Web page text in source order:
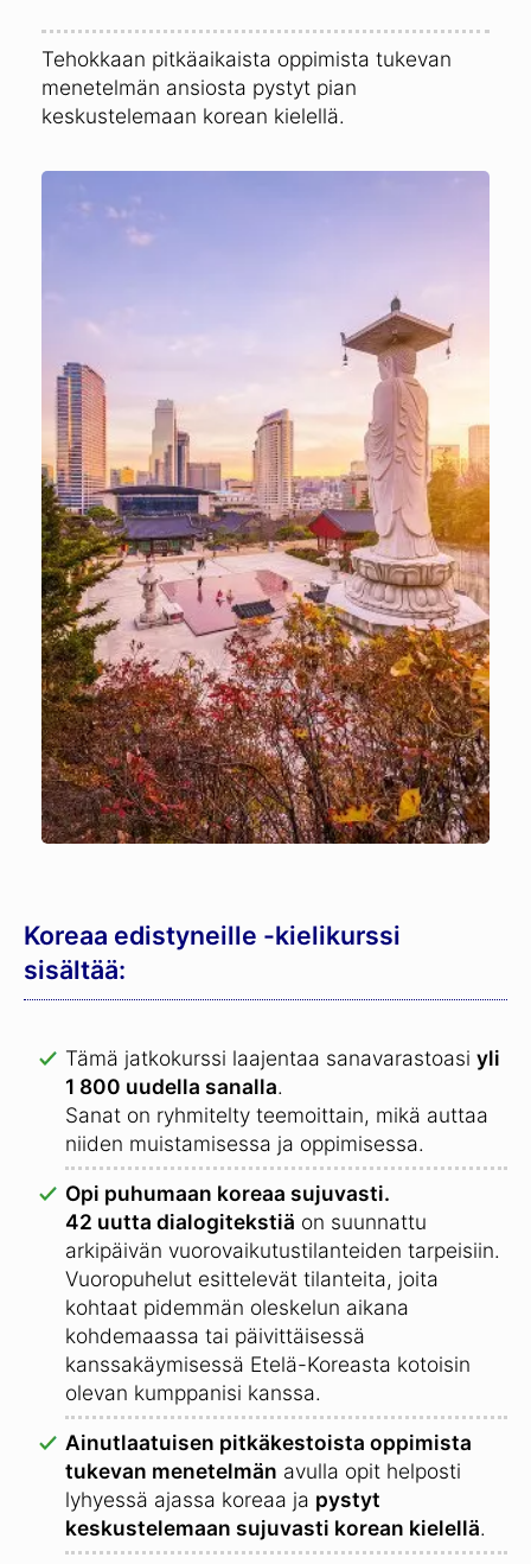
Tehokkaan pitkäaikaista oppimista tukevan
menetelmän ansiosta pystyt pian
keskustelemaan korean kielellä.
Koreaa edistyneille -kielikurssi
sisältää:
Tämä jatkokurssi laajentaa sanavarastoasi yli
1 800 uudella sanalla.
Sanat on ryhmitelty teemoittain, mikä auttaa
niiden muistamisessa ja oppimisessa.
Opi puhumaan koreaa sujuvasti.
42 uutta dialogitekstiä on suunnattu
arkipäivän vuorovaikutustilanteiden tarpeisiin.
Vuoropuhelut esittelevät tilanteita, joita
kohtaat pidemmän oleskelun aikana
kohdemaassa tai päivittäisessä
kanssakäymisessä Etelä-Koreasta kotoisin
olevan kumppanisi kanssa.
Ainutlaatuisen pitkäkestoista oppimista
tukevan menetelmän avulla opit helposti
lyhyessä ajassa koreaa ja pystyt
keskustelemaan sujuvasti korean kielellä.